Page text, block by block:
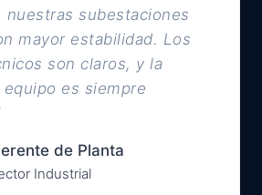
nuestras subestaciones
mayor estabilidad. Los
son claros, y la
es siempre
de Planta
Industrial